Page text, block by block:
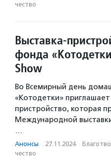
чест­во
Выставка-
фонда
Show
Во Всемирный день
«Котодетки» приглашает
пристройство, которая
Международной
…
Анонсы · 27.11.2024 ·
чест­во